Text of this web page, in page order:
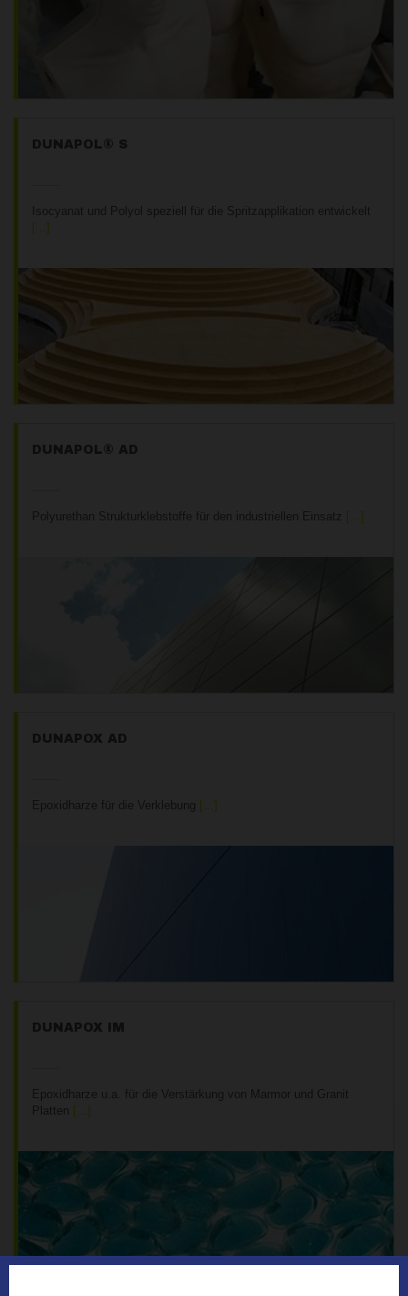
DUNAPOL® S
Isocyanat und Polyol speziell für die Spritzapplikation entwickelt
DUNAPOL® AD
Polyurethan Strukturklebstoffe für den industriellen Einsatz
DUNAPOX AD
Epoxidharze für die Verklebung
DUNAPOX IM
Epoxidharze u.a. für die Verstärkung von Marmor und Granit
Platten